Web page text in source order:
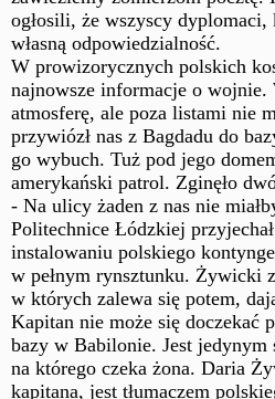
ogłosili, że wszyscy
własną odpowiedzialność.
W prowizorycznych polskich
najnowsze informacje o
atmosferę, ale poza listami nie
przywiózł nas z Bagdadu do
go wybuch. Tuż pod jego
amerykański patrol. Zginęło
- Na ulicy żaden z nas nie
Politechnice Łódzkiej
instalowaniu polskiego
w pełnym rynsztunku. Żywicki
w których zalewa się potem,
Kapitan nie może się doczekać
bazy w Babilonie. Jest jedynym
na którego czeka żona. Daria
kapitana, jest tłumaczem